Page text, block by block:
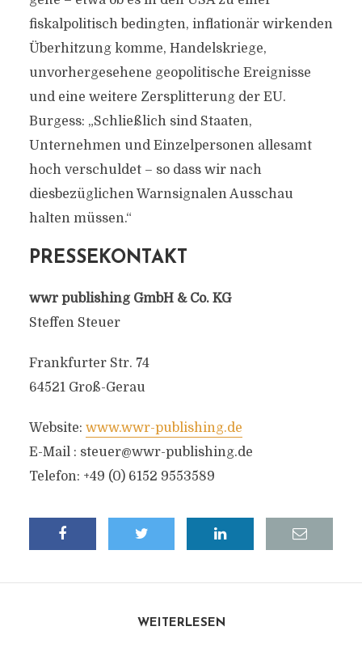
fiskalpolitisch bedingten, inflationär wirkenden
Überhitzung komme, Handelskriege,
unvorhergesehene geopolitische Ereignisse
und eine weitere Zersplitterung der EU.
Burgess: „Schließlich sind Staaten,
Unternehmen und Einzelpersonen allesamt
hoch verschuldet – so dass wir nach
diesbezüglichen Warnsignalen Ausschau
halten müssen.“
PRESSEKONTAKT
wwr publishing GmbH & Co. KG
Steffen Steuer
Frankfurter Str. 74
64521 Groß-Gerau
Website: www.wwr-publishing.de
E-Mail : steuer@wwr-publishing.de
Telefon: +49 (0) 6152 9553589
WEITERLESEN